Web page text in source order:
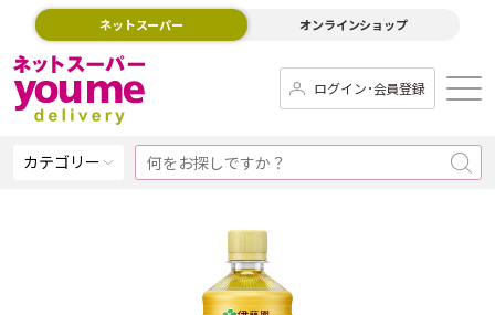
ネットスーパー オンラインショップ
ログイン･会員登録
カテゴリー